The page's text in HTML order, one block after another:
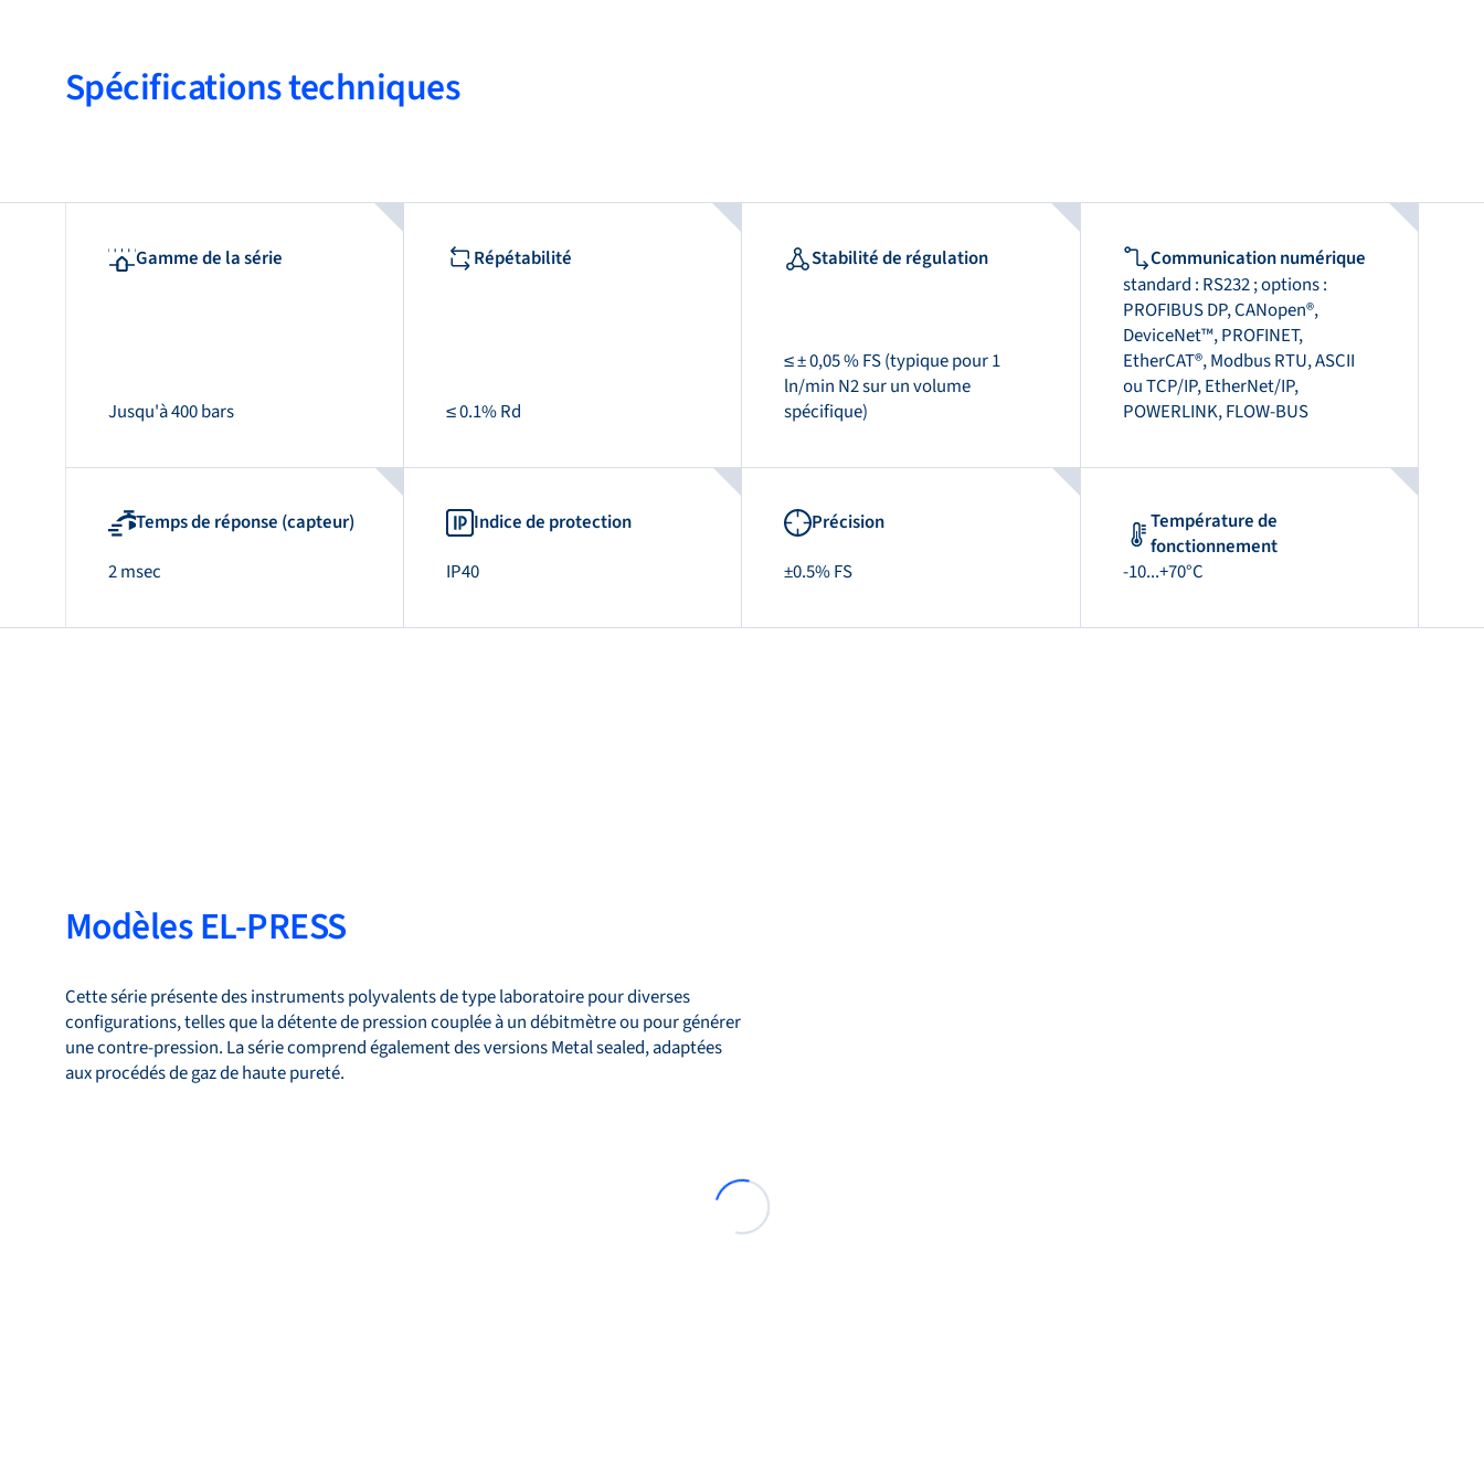
Spécifications techniques
Gamme de la série
Jusqu'à 400 bars
Répétabilité
≤ 0.1% Rd
Stabilité de régulation
≤ ± 0,05 % FS (typique pour 1
ln/min N2 sur un volume
spécifique)
Communication numérique
standard : RS232 ; options :
PROFIBUS DP, CANopen®,
DeviceNet™, PROFINET,
EtherCAT®, Modbus RTU, ASCII
ou TCP/IP, EtherNet/IP,
POWERLINK, FLOW-BUS
Temps de réponse (capteur)
2 msec
Indice de protection
IP40
Précision
±0.5% FS
Température de
fonctionnement
-10...+70°C
Modèles EL-PRESS
Cette série présente des instruments polyvalents de type laboratoire pour diverses
configurations, telles que la détente de pression couplée à un débitmètre ou pour générer
une contre-pression. La série comprend également des versions Metal sealed, adaptées
aux procédés de gaz de haute pureté.